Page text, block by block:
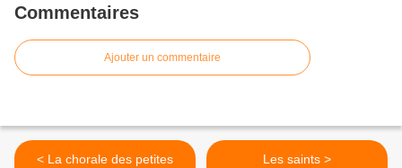
Commentaires
Ajouter un commentaire
< La chorale des petites
Les saints >